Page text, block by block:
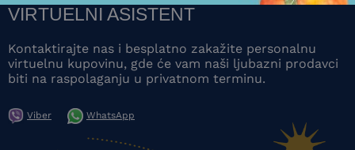
VIRTUELNI ASISTENT
Kontaktirajte nas i besplatno zakažite personalnu
virtuelnu kupovinu, gde će vam naši ljubazni prodavci
biti na raspolaganju u privatnom terminu.
Viber WhatsApp